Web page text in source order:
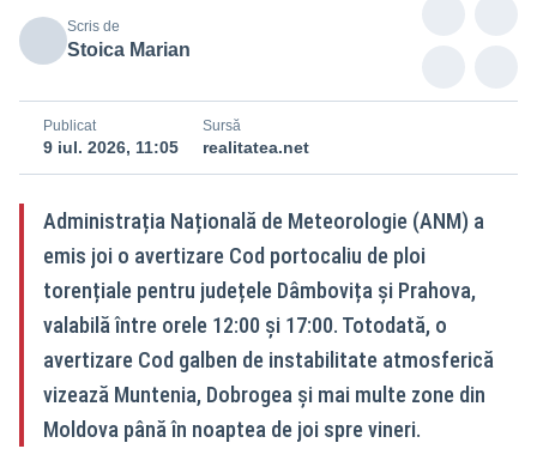
Scris de
Stoica Marian
Publicat
9 iul. 2026, 11:05
Sursă
realitatea.net
Administrația Națională de Meteorologie (ANM) a
emis joi o avertizare Cod portocaliu de ploi
torențiale pentru județele Dâmbovița și Prahova,
valabilă între orele 12:00 și 17:00. Totodată, o
avertizare Cod galben de instabilitate atmosferică
vizează Muntenia, Dobrogea și mai multe zone din
Moldova până în noaptea de joi spre vineri.